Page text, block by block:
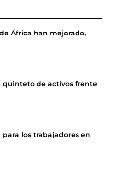
África han mejorado,
quinteto de activos frente
para los trabajadores en